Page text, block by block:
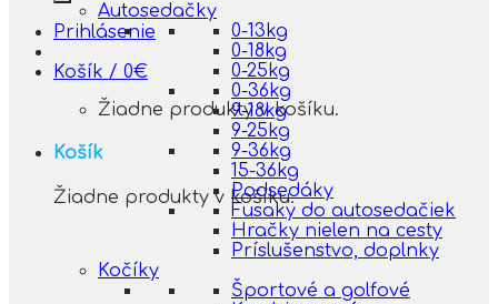
Prihlásenie
Košík / 0€
Žiadne produkty v košíku.
Košík
Žiadne produkty v košíku.
Autosedačky
0-13kg
0-18kg
0-25kg
0-36kg
9-18kg
9-25kg
9-36kg
15-36kg
Podsedáky
Fusaky do autosedačiek
Hračky nielen na cesty
Príslušenstvo, doplnky
Kočíky
Športové a golfové